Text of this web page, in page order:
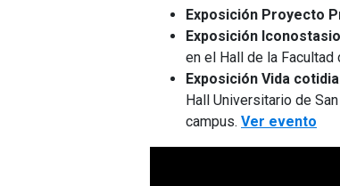
Exposición Proyecto
Exposición Iconostasio
en el Hall de la Facultad
Exposición Vida
Hall Universitario de
campus. Ver evento